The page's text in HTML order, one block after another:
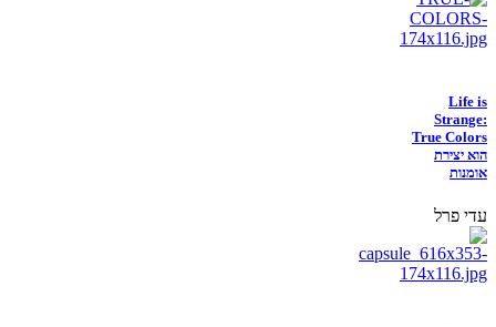
Life is
Strange:
True Colors
הוא יצירת
אומנות
עדי פרל